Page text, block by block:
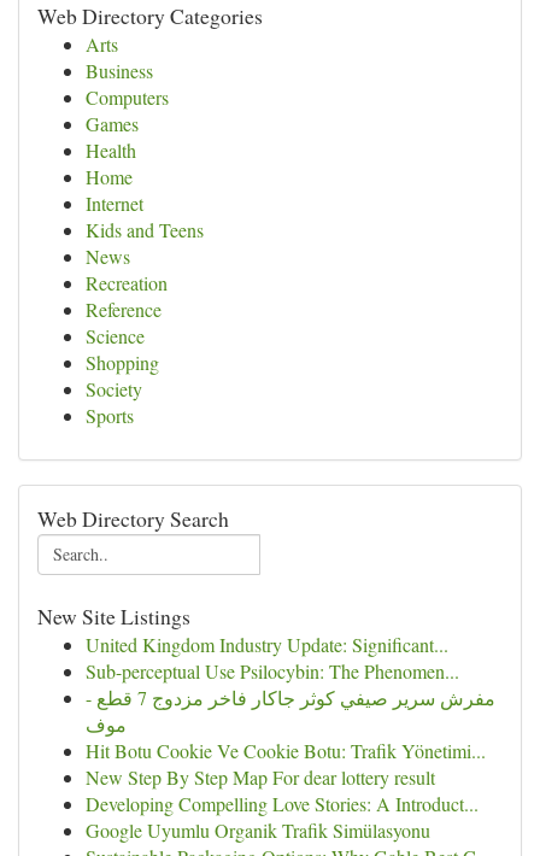
Web Directory Categories
Arts
Business
Computers
Games
Health
Home
Internet
Kids and Teens
News
Recreation
Reference
Science
Shopping
Society
Sports
Web Directory Search
New Site Listings
United Kingdom Industry Update: Significant...
Sub-perceptual Use Psilocybin: The Phenomen...
مفرش سرير صيفي كوثر جاكار فاخر مزدوج 7 قطع -
موف
Hit Botu Cookie Ve Cookie Botu: Trafik Yönetimi...
New Step By Step Map For dear lottery result
Developing Compelling Love Stories: A Introduct...
Google Uyumlu Organik Trafik Simülasyonu